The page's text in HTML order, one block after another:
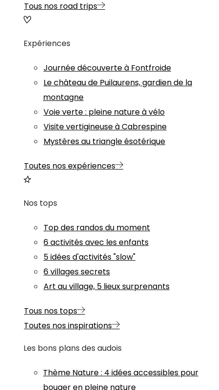
Tous nos road trips
Expériences
Journée découverte à Fontfroide
Le château de Puilaurens, gardien de la
montagne
Voie verte : pleine nature à vélo
Visite vertigineuse à Cabrespine
Mystères au triangle ésotérique
Toutes nos expériences
Nos tops
Top des randos du moment
6 activités avec les enfants
5 idées d'activités "slow"
6 villages secrets
Art au village, 5 lieux surprenants
Tous nos tops
Toutes nos inspirations
Les bons plans des audois
Thème Nature: 4 idées accessibles pour
bouger en pleine nature